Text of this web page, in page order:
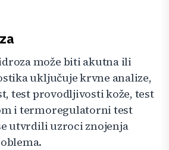
može biti akutna ili
uključuje krvne analize,
test provodljivosti kože, test
i termoregulatorni test
utvrdili uzroci znojenja